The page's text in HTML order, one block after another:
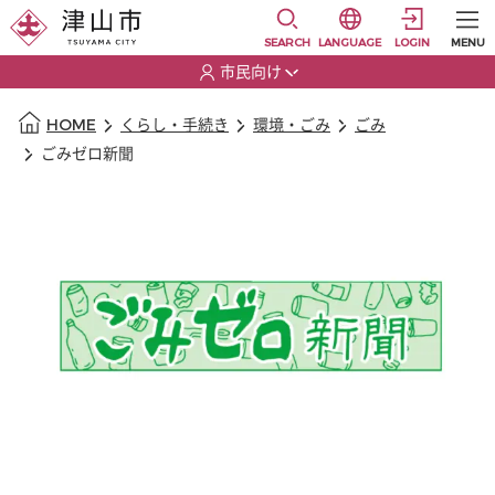
SEARCH
選択すると言語の切
LANGUAGE LOGIN MENU
市民向け
HOME くらし・手続き 環境・ごみ
ごみ
ごみゼロ新聞